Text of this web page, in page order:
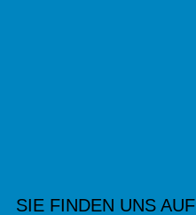
SIE FINDEN UNS AUF